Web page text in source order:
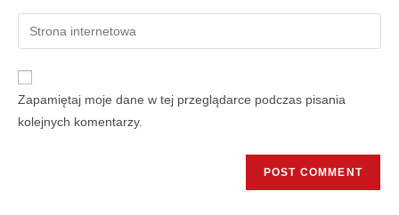
Zapamiętaj moje dane w tej przeglądarce podczas pisania
kolejnych komentarzy.